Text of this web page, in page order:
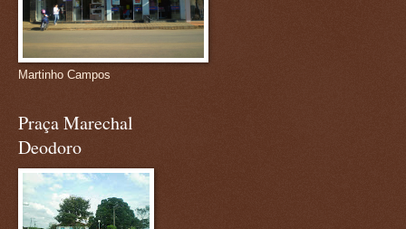
Martinho Campos
Praça Marechal
Deodoro